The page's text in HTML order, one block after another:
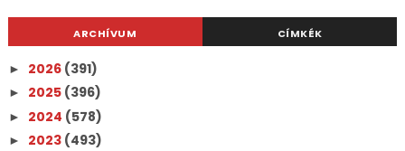
ARCHÍVUM CÍMKÉK
► 2026 (391)
► 2025 (396)
► 2024 (578)
► 2023 (493)